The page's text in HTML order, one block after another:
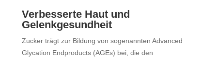
Verbesserte Haut und
Gelenkgesundheit
Zucker trägt zur Bildung von sogenannten Advanced
Glycation Endproducts (AGEs) bei, die den